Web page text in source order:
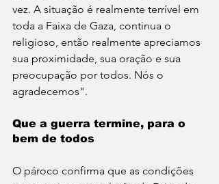
vez. A situação é realmente terrível em
toda a Faixa de Gaza, continua o
religioso, então realmente apreciamos
sua proximidade, sua oração e sua
preocupação por todos. Nós o
agradecemos".
Que a guerra termine, para o
bem de todos
O pároco confirma que as condições